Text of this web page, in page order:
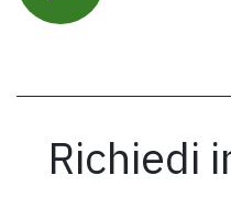
Richiedi